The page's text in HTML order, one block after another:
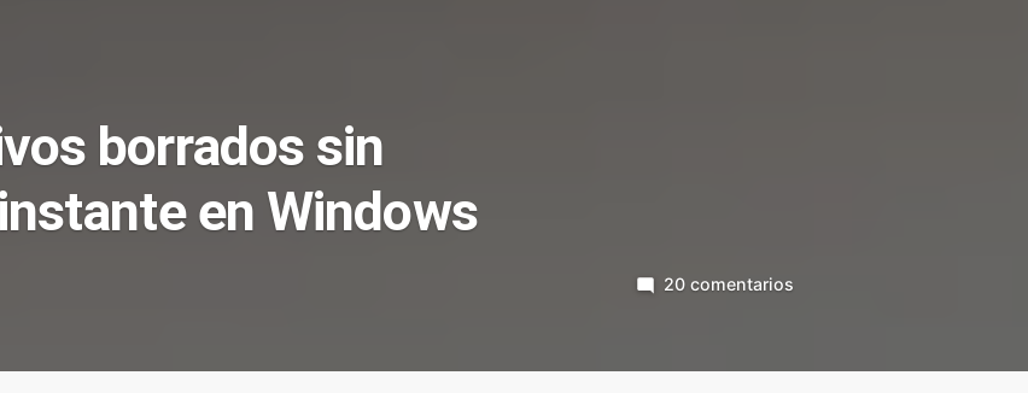
borrados sin
en Windows
20 comentariosen
borrados